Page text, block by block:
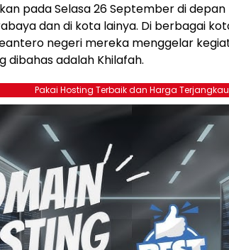
pada Selasa 26 September di depan
dan di kota lainya. Di berbagai
negeri mereka menggelar
dibahas adalah Khilafah.
Pakai Hosting Terbaik dan Harga Terjangkau